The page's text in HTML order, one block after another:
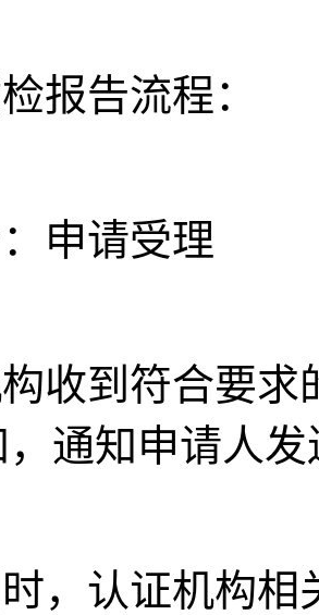
报告流程：
申请受理
收到符合要求
通知申请人
，认证机构相